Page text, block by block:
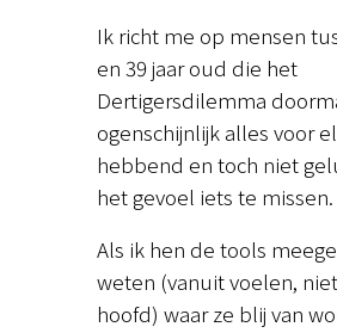
Ik richt me op mensen
en 39 jaar oud die het
Dertigersdilemma
ogenschijnlijk alles voor
hebbend en toch niet
het gevoel iets te missen.
Als ik hen de tools
weten (vanuit voelen,
hoofd) waar ze blij van